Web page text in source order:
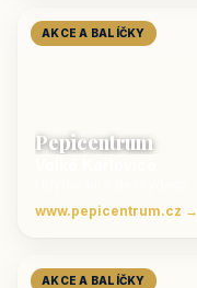
AKCE A BALÍČKY
Pepicentrum
www.pepicentrum.cz →
AKCE A BALÍČKY